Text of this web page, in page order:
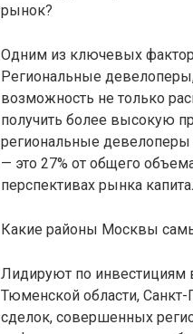
рынок?
Одним из ключевых
Региональные
возможность не только
получить более высокую
региональные
— это 27% от общего
перспективах рынка
Какие районы Москвы
Лидируют по инвестициям
Тюменской области,
сделок, совершенных